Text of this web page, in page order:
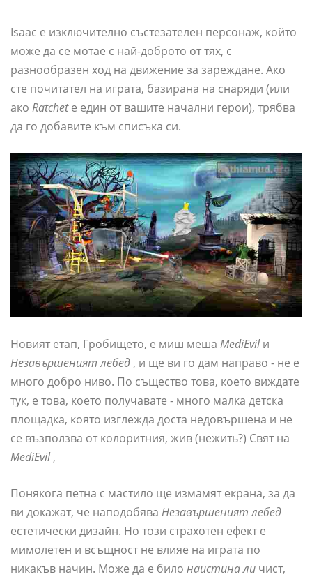
Isaac е изключително състезателен персонаж, който
може да се мотае с най-доброто от тях, с
разнообразен ход на движение за зареждане. Ако
сте почитател на играта, базирана на снаряди (или
ако Ratchetе един от вашите начални герои), трябва
да го добавите към списъка си.
Новият етап, Гробището, е миш меша MediEvilи
Незавършеният лебед , и ще ви го дам направо - не е
много добро ниво. По същество това, което виждате
тук, е това, което получавате - много малка детска
площадка, която изглежда доста недовършена и не
се възползва от колоритния, жив (нежить?) Свят на
MediEvil,
Понякога петна с мастило ще измамят екрана, за да
ви докажат, че наподобява Незавършеният лебед
естетически дизайн. Но този страхотен ефект е
мимолетен и всъщност не влияе на играта по
никакъв начин. Може да е било наистина ли чист,